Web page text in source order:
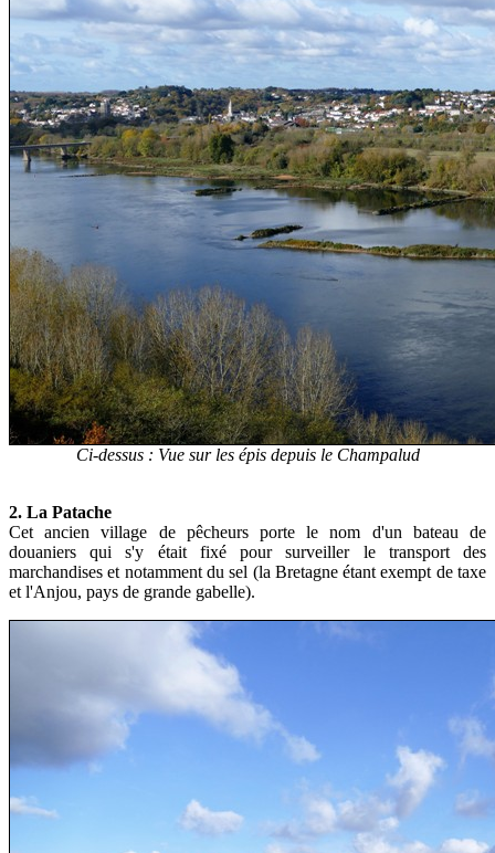
Ci-dessus : Vue sur les épis depuis le Champalud
2. La Patache
Cet ancien village de pêcheurs porte le nom d'un bateau de
douaniers qui s'y était fixé pour surveiller le transport des
marchandises et notamment du sel (la Bretagne étant exempt de taxe
et l'Anjou, pays de grande gabelle).